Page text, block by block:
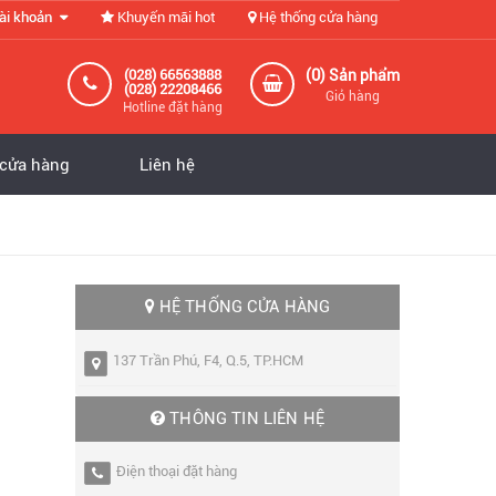
khoản Khuyến mãi hot Hệ thống cửa hàng
(0) Sản phẩm
Giỏ hàng
(028) 66563888
(028) 22208466
Hotline đặt hàng
hàng Liên hệ
HỆ THỐNG CỬA HÀNG
137 Trần Phú, F4, Q.5, TP.HCM
THÔNG TIN LIÊN HỆ
Điện thoại đặt hàng